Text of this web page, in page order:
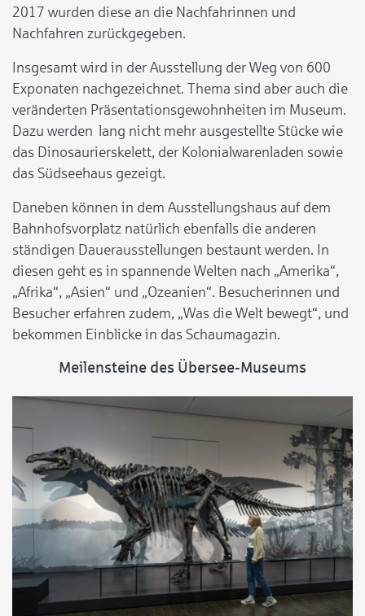
2017 wurden diese an die Nachfahrinnen und
Nachfahren zurückgegeben.
Insgesamt wird in der Ausstellung der Weg von 600
Exponaten nachgezeichnet. Thema sind aber auch die
veränderten Präsentationsgewohnheiten im Museum.
Dazu werden lang nicht mehr ausgestellte Stücke wie
das Dinosaurierskelett, der Kolonialwarenladen sowie
das Südseehaus gezeigt.
Daneben können in dem Ausstellungshaus auf dem
Bahnhofsvorplatz natürlich ebenfalls die anderen
ständigen Dauerausstellungen bestaunt werden. In
diesen geht es in spannende Welten nach „Amerika“,
„Afrika“, „Asien“ und „Ozeanien“. Besucherinnen und
Besucher erfahren zudem, „Was die Welt bewegt“, und
bekommen Einblicke in das Schaumagazin.
Meilensteine des Übersee-Museums